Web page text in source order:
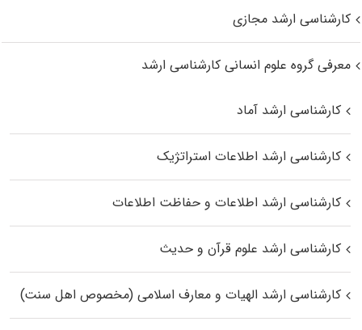
کارشناسی ارشد مجازی
معرفی گروه علوم انسانی کارشناسی ارشد
کارشناسی ارشد آماد
کارشناسی ارشد اطلاعات استراتژیک
کارشناسی ارشد اطلاعات و حفاظت اطلاعات
کارشناسی ارشد علوم قرآن و حدیث
کارشناسی ارشد الهیات و معارف اسلامی (مخصوص اهل سنت)